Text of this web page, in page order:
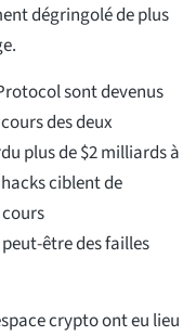
dégringolé de plus
sont devenus
des deux
plus de $2 milliards à
ciblent de
être des failles
crypto ont eu lieu